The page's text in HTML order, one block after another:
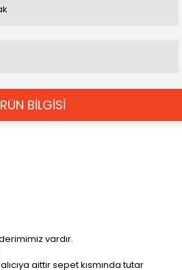
BİLGİSİ
vardır.
aittir sepet kısmında tutar